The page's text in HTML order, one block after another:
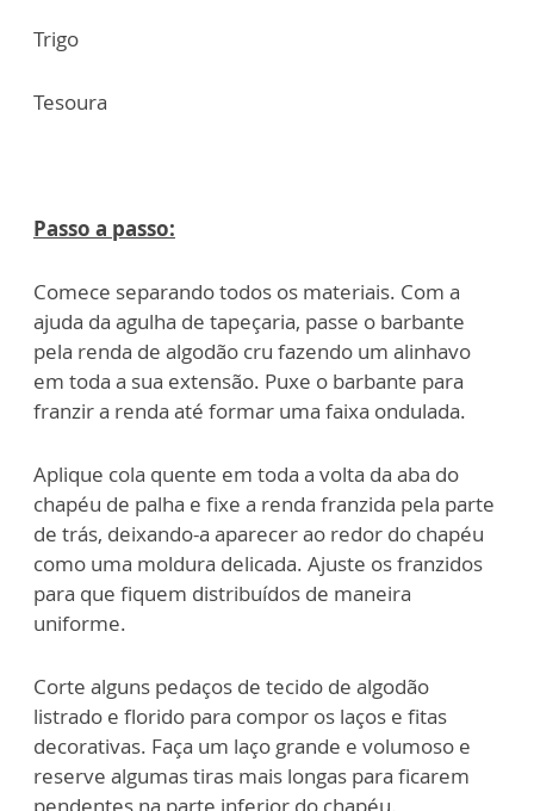
Trigo
Tesoura
Passo a passo:
Comece separando todos os materiais. Com a
ajuda da agulha de tapeçaria, passe o barbante
pela renda de algodão cru fazendo um alinhavo
em toda a sua extensão. Puxe o barbante para
franzir a renda até formar uma faixa ondulada.
Aplique cola quente em toda a volta da aba do
chapéu de palha e fixe a renda franzida pela parte
de trás, deixando-a aparecer ao redor do chapéu
como uma moldura delicada. Ajuste os franzidos
para que fiquem distribuídos de maneira
uniforme.
Corte alguns pedaços de tecido de algodão
listrado e florido para compor os laços e fitas
decorativas. Faça um laço grande e volumoso e
reserve algumas tiras mais longas para ficarem